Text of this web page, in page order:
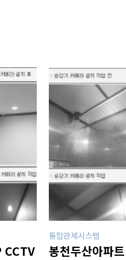
CCTV
통합관제시스템
봉천두산아파